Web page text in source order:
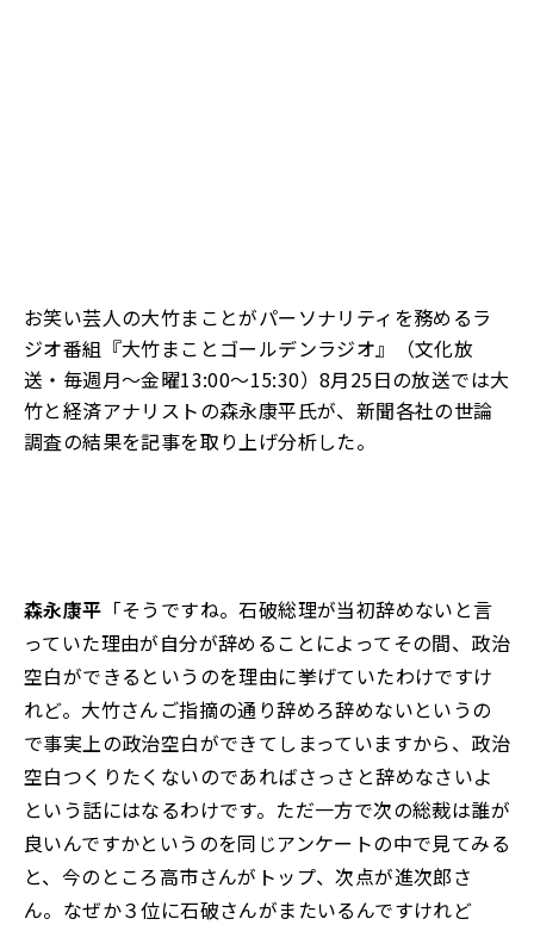
お笑い芸人の大竹まことがパーソナリティを務めるラ
ジオ番組『大竹まことゴールデンラジオ』（文化放
送・毎週月〜金曜13:00～15:30）8月25日の放送では大
竹と経済アナリストの森永康平氏が、新聞各社の世論
調査の結果を記事を取り上げ分析した。
森永康平 「そうですね。石破総理が当初辞めないと言
っていた理由が自分が辞めることによってその間、政治
空白ができるというのを理由に挙げていたわけですけ
れど。大竹さんご指摘の通り辞めろ辞めないというの
で事実上の政治空白ができてしまっていますから、政治
空白つくりたくないのであればさっさと辞めなさいよ
という話にはなるわけです。ただ一方で次の総裁は誰が
良いんですかというのを同じアンケートの中で見てみる
と、今のところ高市さんがトップ、次点が進次郎さ
ん。なぜか３位に石破さんがまたいるんですけれど